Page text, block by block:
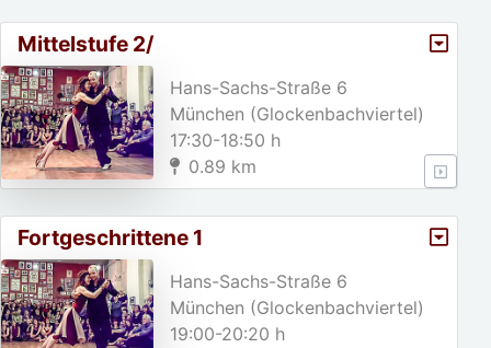
Mittelstufe 2/
Hans-Sachs-Straße 6
München (Glockenbachviertel)
17:30-18:50 h
0.89 km
Fortgeschrittene 1
Hans-Sachs-Straße 6
München (Glockenbachviertel)
19:00-20:20 h